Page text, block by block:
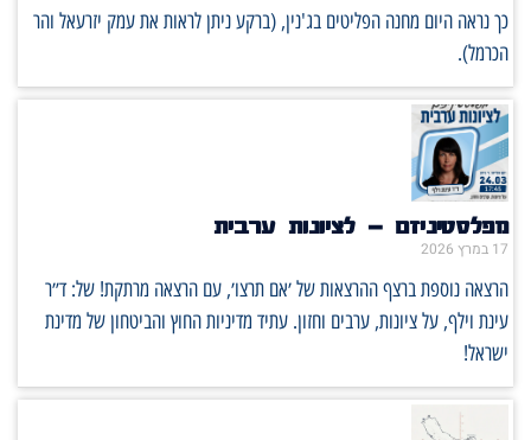
כך נראה היום מחנה הפליטים בג'נין, (ברקע ניתן לראות את עמק יזרעאל והר
הכרמל).
מפלסטיניזם – לציונות ערבית
17 במרץ 2026
הרצאה נוספת ברצף ההרצאות של ׳אם תרצו׳, עם הרצאה מרתקת! של: ד״ר
עינת וילף, על ציונות, ערבים וחזון. עתיד מדיניות החוץ והביטחון של מדינת
ישראל!